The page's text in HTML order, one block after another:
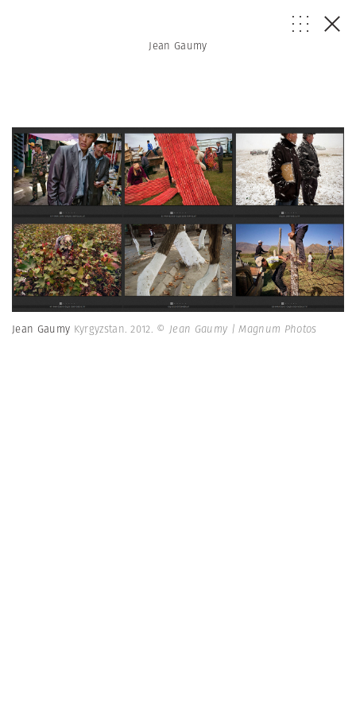
Jean Gaumy
Jean Gaumy Kyrgyzstan. 2012. © Jean Gaumy | Magnum Photos